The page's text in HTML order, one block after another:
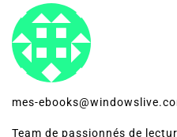
mes-
Team de passionnés de